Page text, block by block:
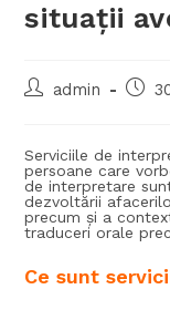
situații
admin
Serviciile de
persoane care
de interpretare
dezvoltării
precum și a
traduceri orale
Ce sunt